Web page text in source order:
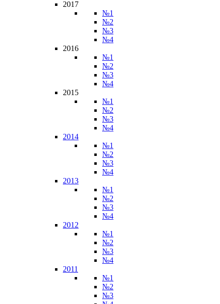
2017
№1
№2
№3
№4
2016
№1
№2
№3
№4
2015
№1
№2
№3
№4
2014
№1
№2
№3
№4
2013
№1
№2
№3
№4
2012
№1
№2
№3
№4
2011
№1
№2
№3